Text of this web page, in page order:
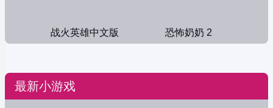
战火英雄中文版 恐怖奶奶 2
最新小游戏